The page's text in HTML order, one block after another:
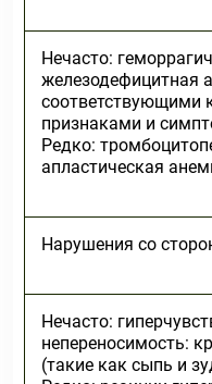
Нечасто:
железодефицитная
соответствующими
признаками и
Редко:
апластическая
Нарушения со
Нечасто:
непереносимость:
(такие как сыпь и